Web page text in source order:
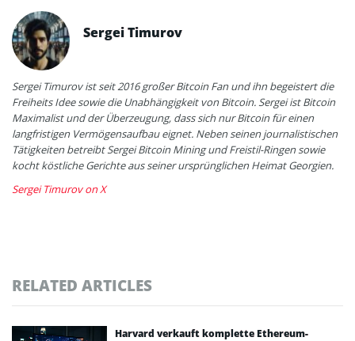
Sergei Timurov
Sergei Timurov ist seit 2016 großer Bitcoin Fan und ihn begeistert die
Freiheits Idee sowie die Unabhängigkeit von Bitcoin. Sergei ist Bitcoin
Maximalist und der Überzeugung, dass sich nur Bitcoin für einen
langfristigen Vermögensaufbau eignet. Neben seinen journalistischen
Tätigkeiten betreibt Sergei Bitcoin Mining und Freistil-Ringen sowie
kocht köstliche Gerichte aus seiner ursprünglichen Heimat Georgien.
Sergei Timurov on X
RELATED ARTICLES
Harvard verkauft komplette Ethereum-